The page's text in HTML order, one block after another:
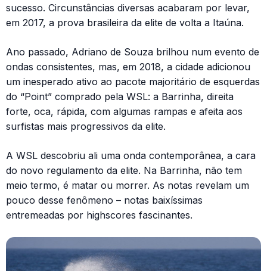
sucesso. Circunstâncias diversas acabaram por levar,
em 2017, a prova brasileira da elite de volta a Itaúna.
Ano passado, Adriano de Souza brilhou num evento de
ondas consistentes, mas, em 2018, a cidade adicionou
um inesperado ativo ao pacote majoritário de esquerdas
do “Point” comprado pela WSL: a Barrinha, direita
forte, oca, rápida, com algumas rampas e afeita aos
surfistas mais progressivos da elite.
A WSL descobriu ali uma onda contemporânea, a cara
do novo regulamento da elite. Na Barrinha, não tem
meio termo, é matar ou morrer. As notas revelam um
pouco desse fenômeno – notas baixíssimas
entremeadas por highscores fascinantes.